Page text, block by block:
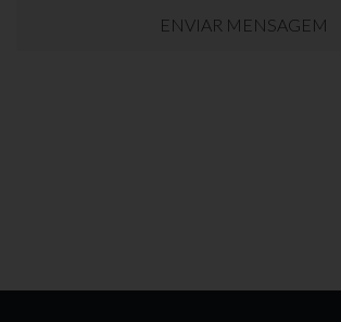
ENVIAR MENSAGEM